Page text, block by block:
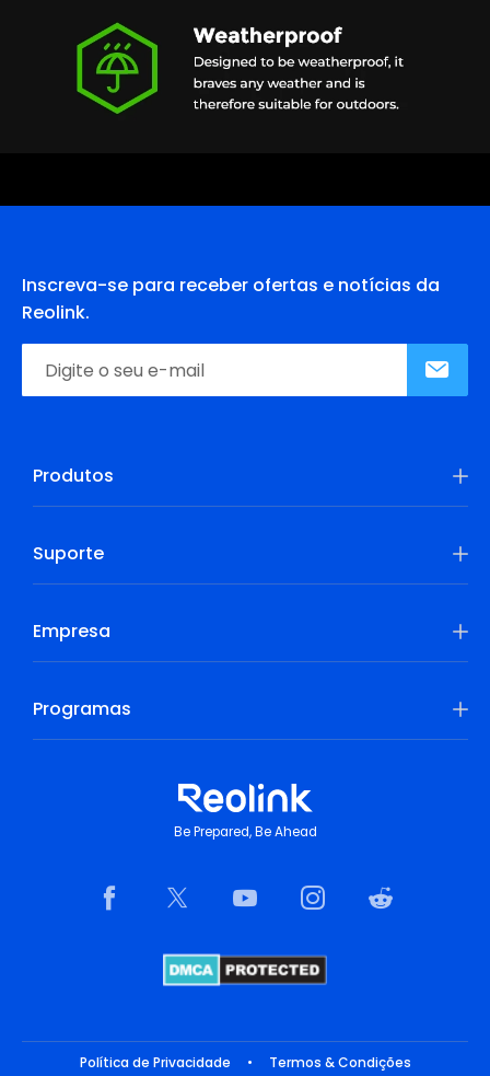
Inscreva-se para receber ofertas e notícias da
Reolink.
Produtos
Suporte
Empresa
Programas
Be Prepared, Be Ahead
Política de Privacidade • Termos & Condições